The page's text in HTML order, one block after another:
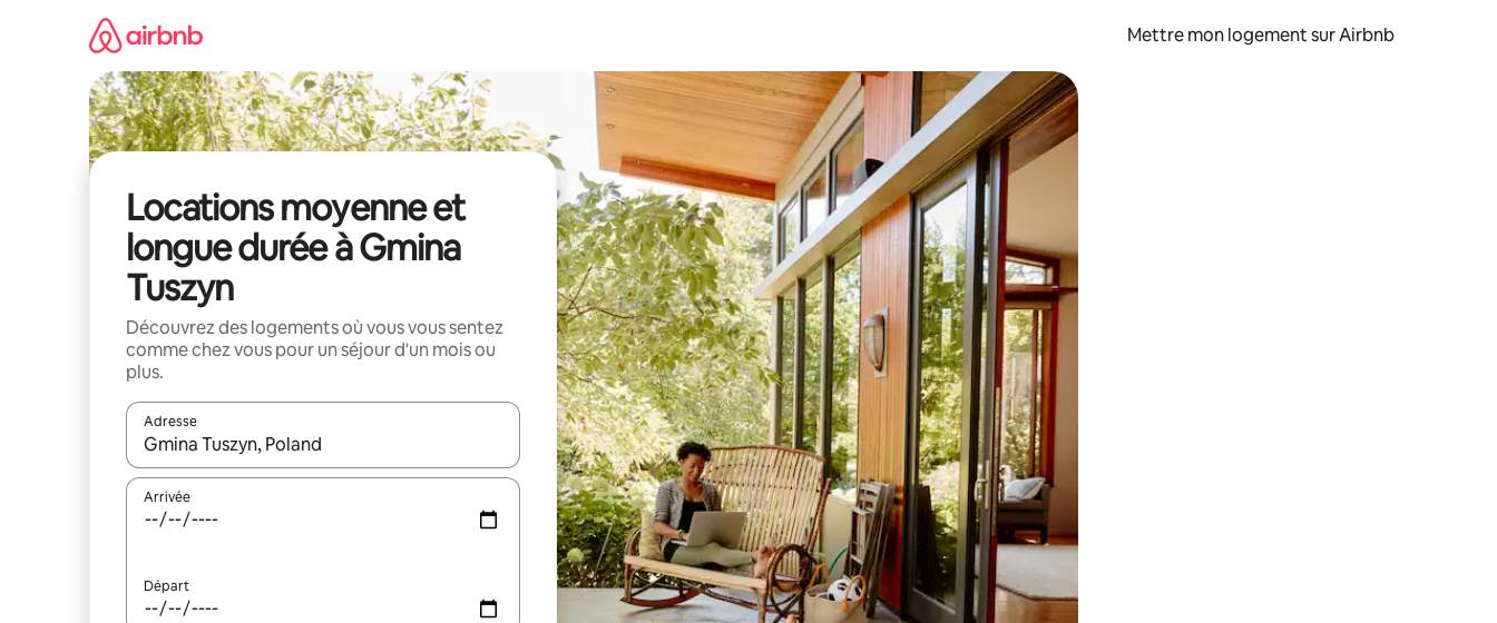
Mettre mon logement sur Airbnb
Locations moyenne et
longue durée à Gmina
Tuszyn
Découvrez des logements où vous vous sentez
comme chez vous pour un séjour d'un mois ou
plus.
Adresse
Lorsque les résultats s'affichent, utilisez les flèches vers le haut et vers le bas pour les parcourir ou en appuyant et en faisant glisser.
Arrivée
Départ